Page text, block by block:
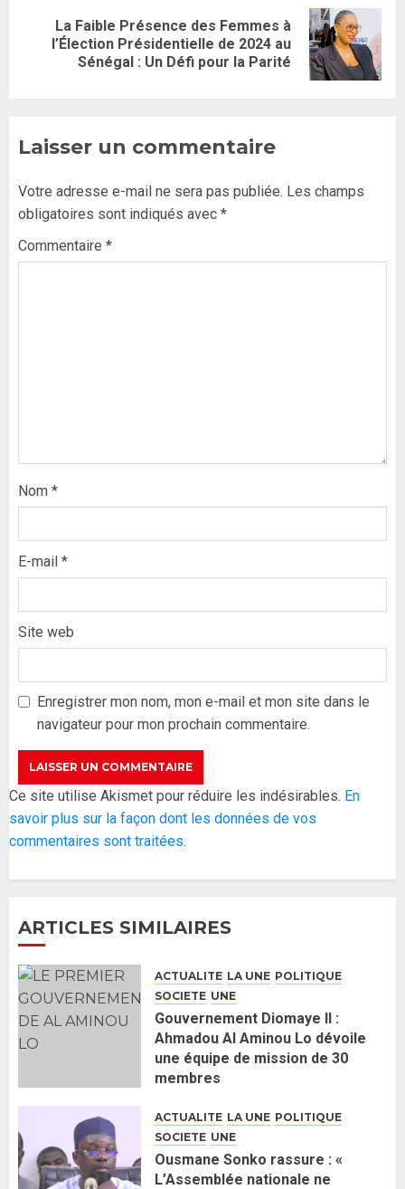
La Faible Présence des Femmes à
l’Élection Présidentielle de 2024 au
Sénégal : Un Défi pour la Parité
Laisser un commentaire
Votre adresse e-mail ne sera pas publiée. Les champs
obligatoires sont indiqués avec *
Commentaire *
Nom *
E-mail *
Site web
Enregistrer mon nom, mon e-mail et mon site dans le
navigateur pour mon prochain commentaire.
Ce site utilise Akismet pour réduire les indésirables. En
savoir plus sur la façon dont les données de vos
commentaires sont traitées.
ARTICLES SIMILAIRES
ACTUALITE LA UNE POLITIQUE
SOCIETE UNE
Gouvernement Diomaye II :
Ahmadou Al Aminou Lo dévoile
une équipe de mission de 30
membres
ACTUALITE LA UNE POLITIQUE
SOCIETE UNE
Ousmane Sonko rassure : «
L’Assemblée nationale ne
Formation du nouveau
ses lignes rouges et met en
garde ses responsables
26 MAI 2026 0
4
Réintégration de Sonko à
l’Assemblée nationale : Adji
Mergane Kanouté défend la
5
J’espère me tromper »
26 MAI 2026
1
Gouvernement Diomaye II :
une équipe de mission de 30
membres
2 JUIN 2026 0